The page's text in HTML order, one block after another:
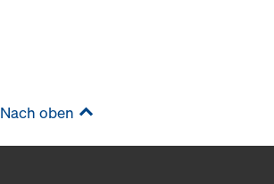
Nach oben